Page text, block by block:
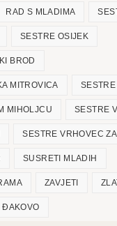
RAD S MLADIMA
SESTRE OSIJEK
BROD
MITROVICA
MIHOLJCU SESTRE
SESTRE VRHOVEC
SUSRETI MLADIH
ZAVJETI
ĐAKOVO